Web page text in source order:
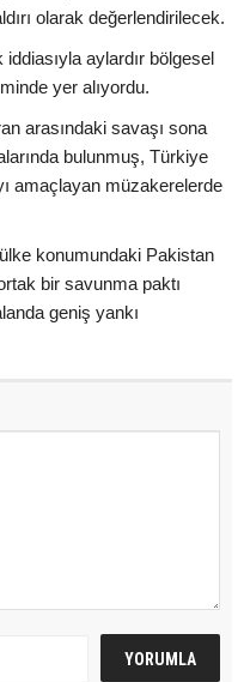
olarak değerlendirilecek.
aylardır bölgesel
yer alıyordu.
arasındaki savaşı sona
bulunmuş, Türkiye
amaçlayan müzakerelerde
konumundaki Pakistan
bir savunma paktı
geniş yankı